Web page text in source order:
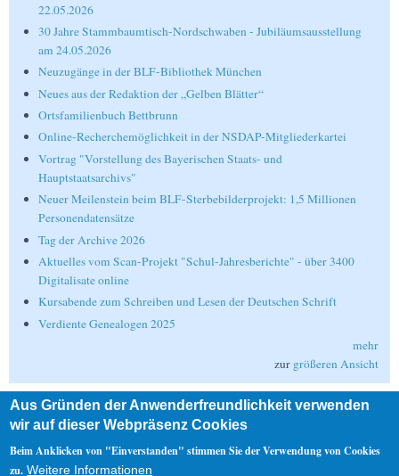
22.05.2026
30 Jahre Stammbaumtisch-Nordschwaben - Jubiläumsausstellung
am 24.05.2026
Neuzugänge in der BLF-Bibliothek München
Neues aus der Redaktion der „Gelben Blätter“
Ortsfamilienbuch Bettbrunn
Online-Recherchemöglichkeit in der NSDAP-Mitgliederkartei
Vortrag "Vorstellung des Bayerischen Staats- und
Hauptstaatsarchivs"
Neuer Meilenstein beim BLF-Sterbebilderprojekt: 1,5 Millionen
Personendatensätze
Tag der Archive 2026
Aktuelles vom Scan-Projekt "Schul-Jahresberichte" - über 3400
Digitalisate online
Kursabende zum Schreiben und Lesen der Deutschen Schrift
Verdiente Genealogen 2025
mehr
zur größeren Ansicht
Suche
Suche
Aus Gründen der Anwenderfreundlichkeit verwenden
wir auf dieser Webpräsenz Cookies
Beim Anklicken von "Einverstanden" stimmen Sie der Verwendung von Cookies
zu. Weitere Informationen